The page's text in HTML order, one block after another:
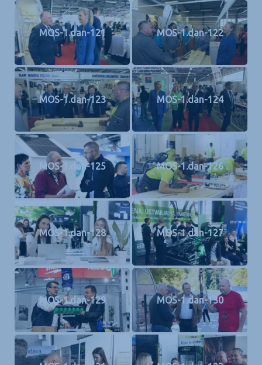
MOS-1.dan-121 MOS-1.dan-122
MOS-1.dan-123 MOS-1.dan-124
MOS-1.dan-125 MOS-1.dan-126
MOS-1.dan-128 MOS-1.dan-127
MOS-1.dan-129 MOS-1.dan-130